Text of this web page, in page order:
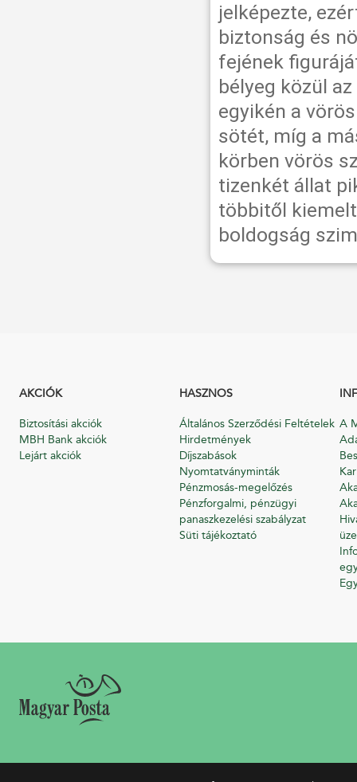
jelképezte,
biztonság és
fejének
bélyeg közül
egyikén a
sötét, míg a
körben vörös
tizenkét állat
többitől
boldogság
AKCIÓK
Biztosítási akciók
MBH Bank akciók
Lejárt akciók
HASZNOS
Általános Szerződési Feltételek
Hirdetmények
Díjszabások
Nyomtatványminták
Pénzmosás-megelőzés
Pénzforgalmi, pénzügyi
panaszkezelési szabályzat
Süti tájékoztató
A